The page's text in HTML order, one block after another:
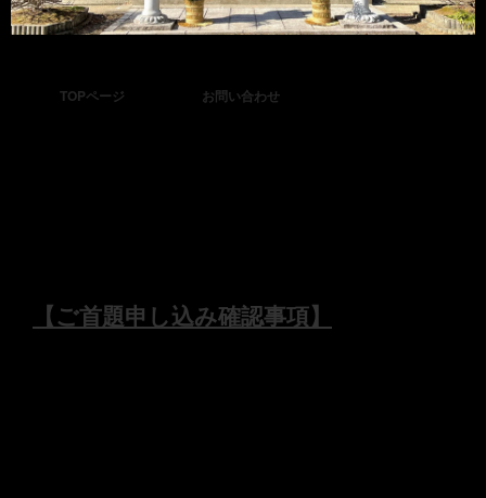
TOPページ お問い合わせ
【ご首題申し込み確認事項】